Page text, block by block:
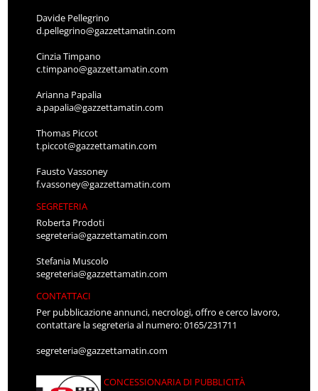
Davide Pellegrino
d.pellegrino@gazzettamatin.com
Cinzia Timpano
c.timpano@gazzettamatin.com
Arianna Papalia
a.papalia@gazzettamatin.com
Thomas Piccot
t.piccot@gazzettamatin.com
Fausto Vassoney
f.vassoney@gazzettamatin.com
SEGRETERIA
Roberta Prodoti
segreteria@gazzettamatin.com
Stefania Muscolo
segreteria@gazzettamatin.com
CONTATTACI
Per pubblicazione annunci, necrologi, offro e cerco lavoro,
contattare la segreteria al numero: 0165/231711
segreteria@gazzettamatin.com
CONCESSIONARIA DI PUBBLICITÀ